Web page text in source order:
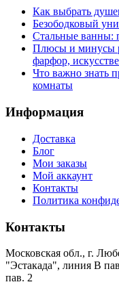
Как выбрать
Безободковый
Стальные
Плюсы и минусы
фарфор,
Что важно знать
комнаты
Информация
Доставка
Блог
Мои заказы
Мой аккаунт
Контакты
Политика
Контакты
Московская обл., г.
"Эстакада", линия В
пав. 2